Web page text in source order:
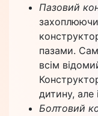
Пазовий
пазами.
всім
дитину, але
Болтовий